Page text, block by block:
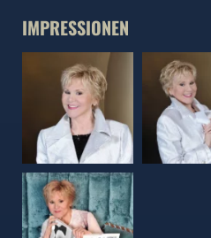
IMPRESSIONEN